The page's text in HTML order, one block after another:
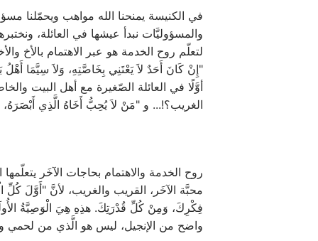
والمسؤوليَّات نبدأ عيشها في العائلة،
لتعلّم روح الخدمة هو عبر الاهتمام بالأخ
أوَّلًا في العائلة الصّغيرة مع أهل البيت
الغريب؟!... و "مَنْ لاَ يُحِبُّ أَخَاهُ الَّذِي أَبْصَرَهُ،
روح الخدمة والاهتمام بحاجات الآخَر يتعلّمها
محبَّة الآخَر، القريب والغريب، لأنَّ "أَوَّلَ
واضح من الإنجيل، ليس هو الَّذي من لحمي